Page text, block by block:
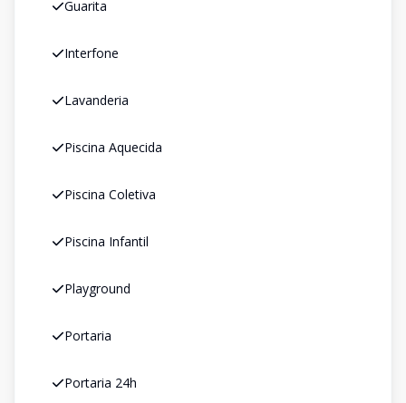
Guarita
Interfone
Lavanderia
Piscina Aquecida
Piscina Coletiva
Piscina Infantil
Playground
Portaria
Portaria 24h